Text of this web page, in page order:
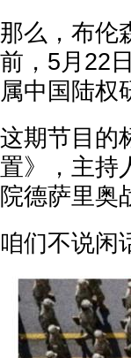
那么，布伦
前，5月22
属中国陆权
这期节目的
置》，主持
院德萨里奥
咱们不说闲